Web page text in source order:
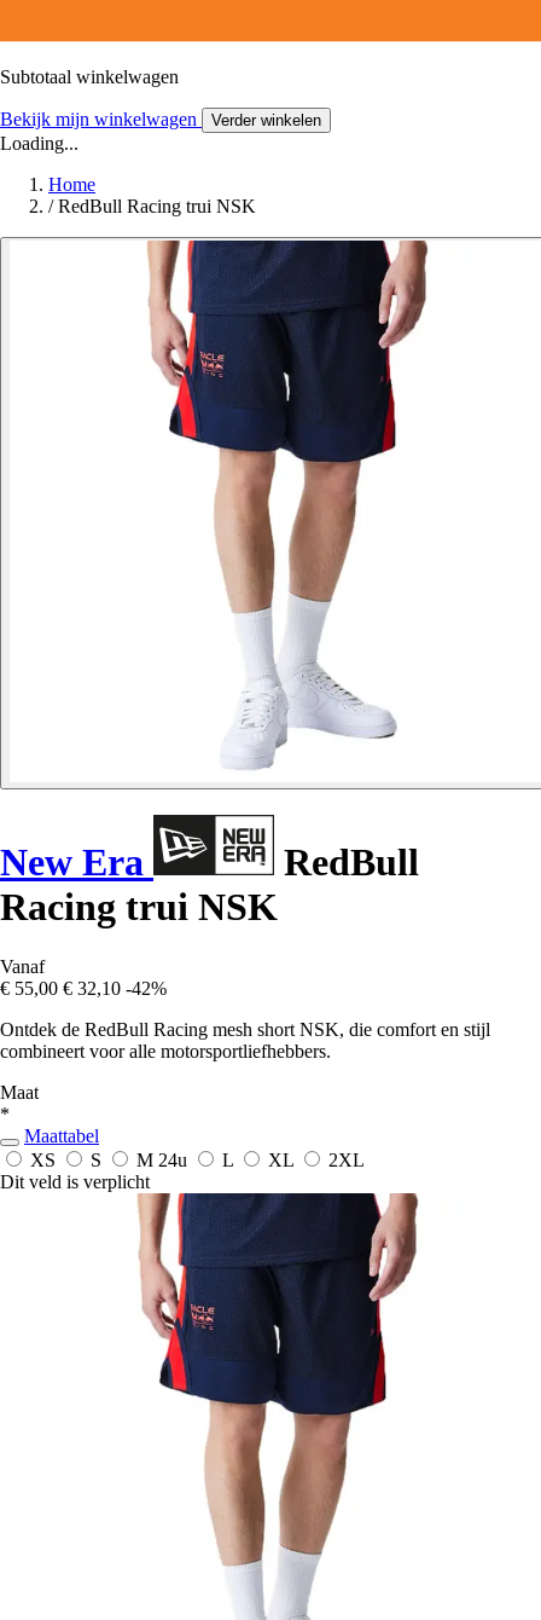
Subtotaal winkelwagen
Bekijk mijn winkelwagen Verder winkelen
Loading...
Home
/ RedBull Racing trui NSK
New Era
RedBull
Racing trui NSK
Vanaf
€ 55,00 € 32,10 -42%
Ontdek de RedBull Racing mesh short NSK, die comfort en stijl
combineert voor alle motorsportliefhebbers.
Maat
*
Maattabel
XS
S M 24u L XL
2XL
Dit veld is verplicht